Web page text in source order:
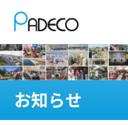
お知らせ